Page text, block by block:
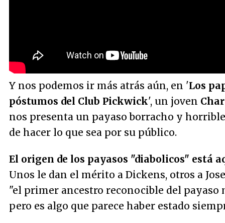
Y nos podemos ir más atrás aún, en 'Los
póstumos del Club Pickwick', un joven
nos presenta un payaso borracho y horrible
de hacer lo que sea por su público.
El origen de los payasos "diabolicos" está
Unos le dan el mérito a Dickens, otros a
"el primer ancestro reconocible del payaso
pero es algo que parece haber estado